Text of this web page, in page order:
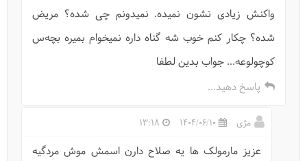
حیات وحش ایران-دلفین‌های خلیج فارس
واکنش زیادی نشون نمیده. نمیدونم چی شده؟ مریض
شده؟ چکار کنم خوب شه گناه داره نمیخوام بمیره بچه‌س
کوچولوعه... جواب بدین لطفا
پاسخ دهید...
مژی 1404/06/10
13:18
عزیز مارمولک ها یه صلاح دارن اسمش موش مردگیه